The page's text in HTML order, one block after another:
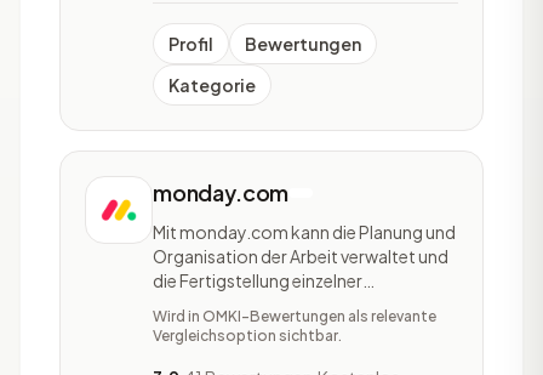
Operations Hub. Bei der Marketing
Profil
Bewertungen
Kategorie
monday.com
Mit monday.com kann die Planung und
Organisation der Arbeit verwaltet und
die Fertigstellung einzelner
Arbeitsschritte diverser Teams
verfolgt werden. Unternehmen haben
Wird in OMKI-Bewertungen als relevante
Vergleichsoption sichtbar.